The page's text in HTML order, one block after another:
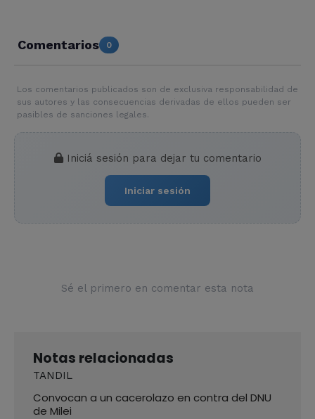
Comentarios 0
Los comentarios publicados son de exclusiva responsabilidad de
sus autores y las consecuencias derivadas de ellos pueden ser
pasibles de sanciones legales.
Iniciá sesión para dejar tu comentario
Iniciar sesión
Sé el primero en comentar esta nota
Notas relacionadas
TANDIL
Convocan a un cacerolazo en contra del DNU
de Milei